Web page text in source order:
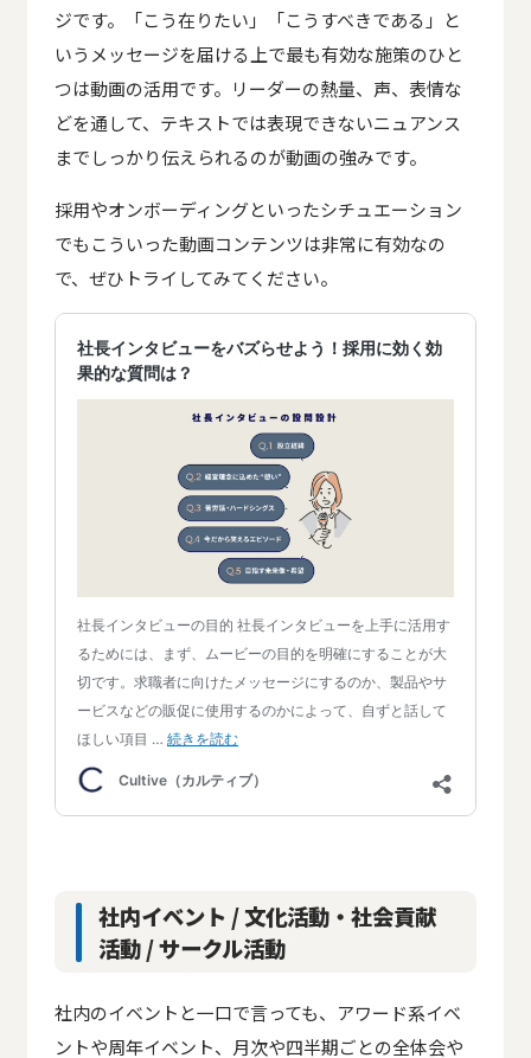
ジです。「こう在りたい」「こうすべきである」と
いうメッセージを届ける上で最も有効な施策のひと
つは動画の活用です。リーダーの熱量、声、表情な
どを通して、テキストでは表現できないニュアンス
までしっかり伝えられるのが動画の強みです。
採用やオンボーディングといったシチュエーション
でもこういった動画コンテンツは非常に有効なの
で、ぜひトライしてみてください。
社内イベント / 文化活動・社会貢献
活動 / サークル活動
社内のイベントと一口で言っても、アワード系イベ
ントや周年イベント、月次や四半期ごとの全体会や